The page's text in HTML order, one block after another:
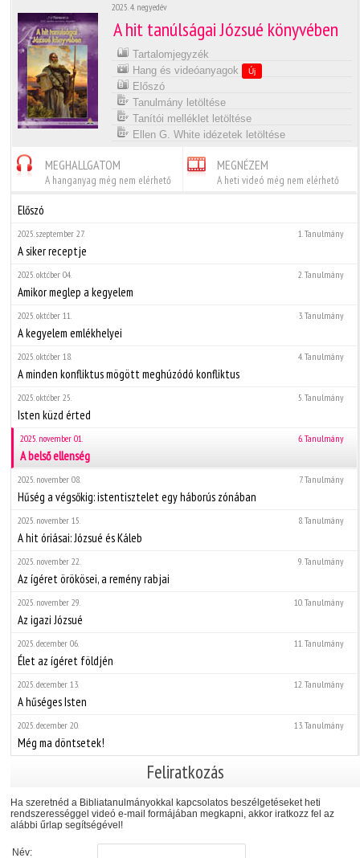
2025. 4. negyedév
A hit tanúlságai Józsué könyvében
Tartalomjegyzék
Hang és videóanyagok
Új
Előszó
Tanulmány letöltése
Tanítói melléklet letöltése
Ellen G. White idézetek letöltése
MEGHALLGATOM
A hanganyag még nem elérhető
MEGNÉZEM
A heti videó még nem elérhető
Előszó
1. Tanulmány
2025. szeptember 27.
A siker receptje
2. Tanulmány
2025. október 04.
Amikor meglep a kegyelem
3. Tanulmány
2025. október 11.
A kegyelem emlékhelyei
4. Tanulmány
2025. október 18.
A minden konfliktus mögött meghúzódó konfliktus
5. Tanulmány
2025. október 25.
Isten küzd érted
6. Tanulmány
2025. november 01.
A belső ellenség
7. Tanulmány
2025. november 08.
Hűség a végsőkig: istentisztelet egy háborús zónában
8. Tanulmány
2025. november 15.
A hit óriásai: Józsué és Káleb
9. Tanulmány
2025. november 22.
Az ígéret örökösei, a remény rabjai
10. Tanulmány
2025. november 29.
Az igazi Józsué
11. Tanulmány
2025. december 06.
Élet az ígéret földjén
12. Tanulmány
2025. december 13.
A hűséges Isten
13. Tanulmány
2025. december 20.
Még ma döntsetek!
Feliratkozás
Ha szeretnéd a Bibliatanulmányokkal kapcsolatos beszélgetéseket heti
rendszerességgel videó e-mail formájában megkapni, akkor iratkozz fel az
alábbi űrlap segítségével!
Név: